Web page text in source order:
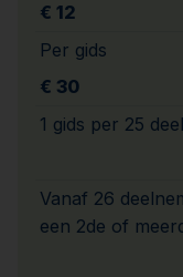
€ 12
Per gids
€ 30
1 gids per 25
Vanaf 26
een 2de of